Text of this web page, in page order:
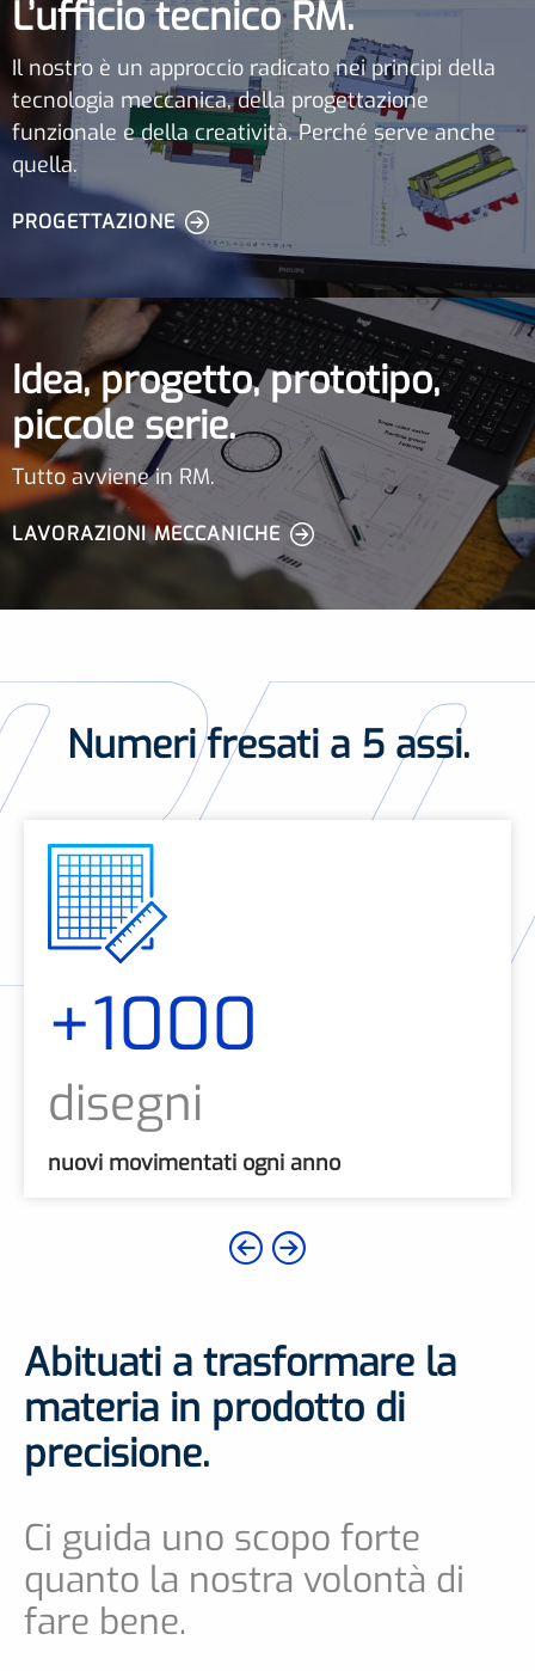
L’ufficio tecnico RM.
Il nostro è un approccio radicato nei principi della
tecnologia meccanica, della progettazione
funzionale e della creatività. Perché serve anche
quella.
PROGETTAZIONE
Idea, progetto, prototipo,
piccole serie.
Tutto avviene in RM.
LAVORAZIONI MECCANICHE
Numeri fresati a 5 assi.
+1000
disegni
nuovi movimentati ogni anno
Abituati a trasformare la
materia in prodotto di
precisione.
Ci guida uno scopo forte
quanto la nostra volontà di
fare bene.